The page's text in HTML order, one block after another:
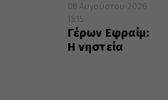
08 Αυγούστου 2026
15:15
Γέρων Εφραίμ:
Η νηστεία